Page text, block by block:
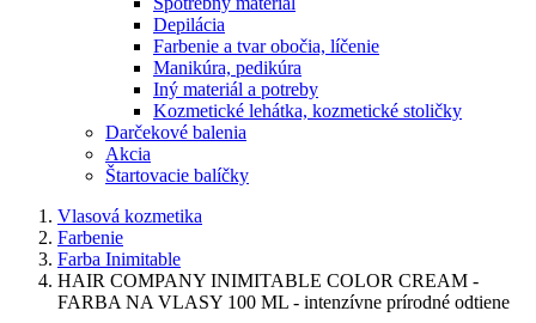
Depilácia
Farbenie a tvar obočia, líčenie
Manikúra, pedikúra
Iný materiál a potreby
Kozmetické lehátka, kozmetické stoličky
Darčekové balenia
Akcia
Štartovacie balíčky
Vlasová kozmetika
Farbenie
Farba Inimitable
HAIR COMPANY INIMITABLE COLOR CREAM -
FARBA NA VLASY 100 ML - intenzívne prírodné odtiene